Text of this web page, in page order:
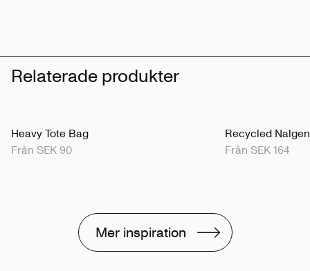
Relaterade produkter
Heavy Tote Bag
Från SEK 90
Recycled
Från SEK 164
Mer inspiration